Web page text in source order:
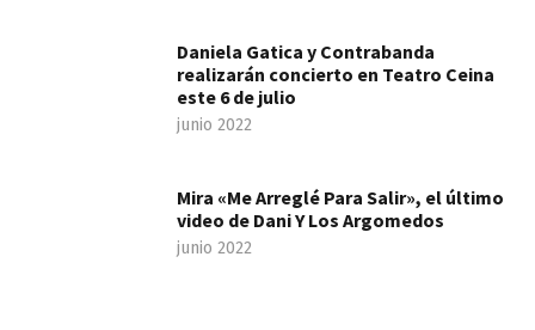
Daniela Gatica y Contrabanda
realizarán concierto en Teatro Ceina
este 6 de julio
junio 2022
Mira «Me Arreglé Para Salir», el último
video de Dani Y Los Argomedos
junio 2022